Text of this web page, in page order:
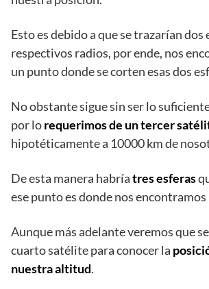
Esto es debido a que se trazarían dos
respectivos radios, por ende, nos
un punto donde se corten esas dos
No obstante sigue sin ser lo
por lorequerimos de un tercer
hipotéticamente a 10000 km de
De esta manera habríatres esferas
ese punto es donde nos
Aunque más adelante veremos que
cuarto satélite para conocer la
nuestra altitud.